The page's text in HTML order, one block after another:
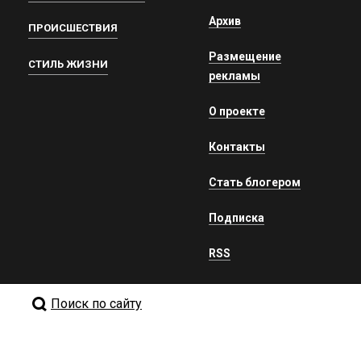
ПРОИСШЕСТВИЯ
СТИЛЬ ЖИЗНИ
Архив
Размещение
рекламы
О проекте
Контакты
Стать блогером
Подписка
RSS
Поиск по сайту